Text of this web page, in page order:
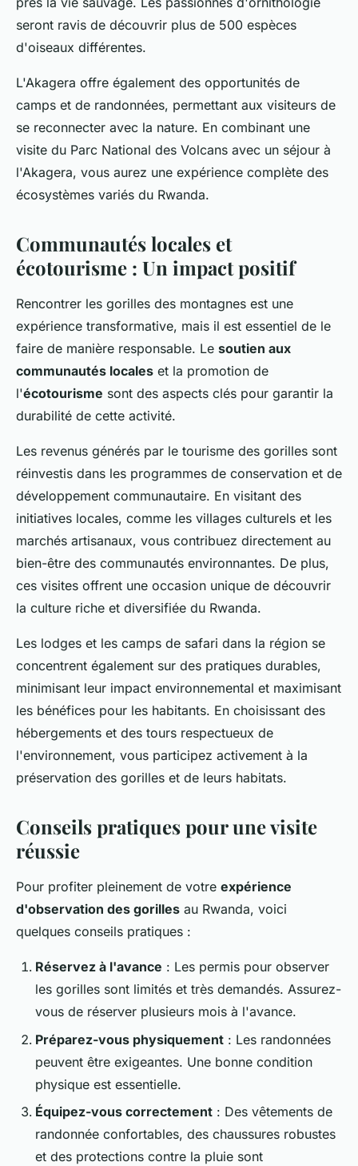
seront ravis de découvrir plus de 500 espèces
d'oiseaux différentes.
L'Akagera offre également des opportunités de
camps et de randonnées, permettant aux visiteurs de
se reconnecter avec la nature. En combinant une
visite du Parc National des Volcans avec un séjour à
l'Akagera, vous aurez une expérience complète des
écosystèmes variés du Rwanda.
Communautés locales et
écotourisme : Un impact positif
Rencontrer les gorilles des montagnes est une
expérience transformative, mais il est essentiel de le
faire de manière responsable. Le soutien aux
communautés locales et la promotion de
l'écotourisme sont des aspects clés pour garantir la
durabilité de cette activité.
Les revenus générés par le tourisme des gorilles sont
réinvestis dans les programmes de conservation et de
développement communautaire. En visitant des
initiatives locales, comme les villages culturels et les
marchés artisanaux, vous contribuez directement au
bien-être des communautés environnantes. De plus,
ces visites offrent une occasion unique de découvrir
la culture riche et diversifiée du Rwanda.
Les lodges et les camps de safari dans la région se
concentrent également sur des pratiques durables,
minimisant leur impact environnemental et maximisant
les bénéfices pour les habitants. En choisissant des
hébergements et des tours respectueux de
l'environnement, vous participez activement à la
préservation des gorilles et de leurs habitats.
Conseils pratiques pour une visite
réussie
Pour profiter pleinement de votre expérience
d'observation des gorilles au Rwanda, voici
quelques conseils pratiques :
Réservez à l'avance : Les permis pour observer
les gorilles sont limités et très demandés. Assurez-
vous de réserver plusieurs mois à l'avance.
Préparez-vous physiquement : Les randonnées
peuvent être exigeantes. Une bonne condition
physique est essentielle.
Équipez-vous correctement : Des vêtements de
randonnée confortables, des chaussures robustes
et des protections contre la pluie sont